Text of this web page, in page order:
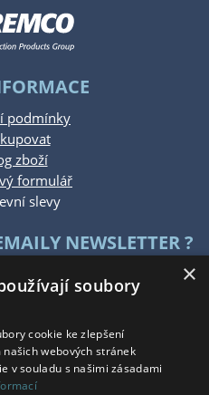
podmínky
zboží
formulář
slevy
NEWSLETTER ?
NÁS
×
soubory
cookie ke zlepšení
webových stránek
v souladu s našimi zásadami